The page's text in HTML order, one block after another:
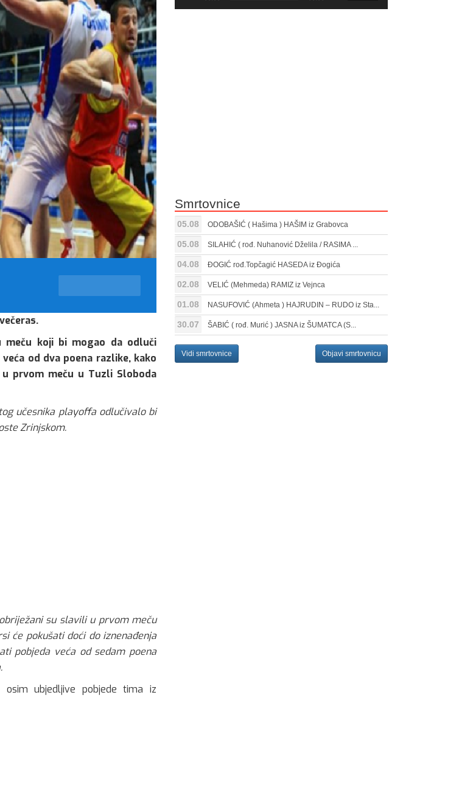
meču koji bi mogao da odluči
od dva poena razlike, kako
prvom meču u Tuzli Sloboda
učesnika playoffa odlučivalo bi
Zrinjskom.
su slavili u prvom meču
će pokušati doći do iznenađenja
pobjeda veća od sedam poena
ubjedljive pobjede tima iz
Gore/Dole
Smrtovnice
05.08 ODOBAŠIĆ ( Hašima ) HAŠIM iz Grabovca
05.08 SILAHIĆ ( rođ. Nuhanović Dželila / RASIMA ...
04.08 ĐOGIĆ rođ.Topčagić HASEDA iz Đogića
02.08 VELIĆ (Mehmeda) RAMIZ iz Vejnca
01.08 NASUFOVIĆ (Ahmeta ) HAJRUDIN – RUDO iz Sta...
30.07 ŠABIĆ ( rođ. Murić ) JASNA iz ŠUMATCA (S...
Vidi smrtovnice Objavi smrtovnicu